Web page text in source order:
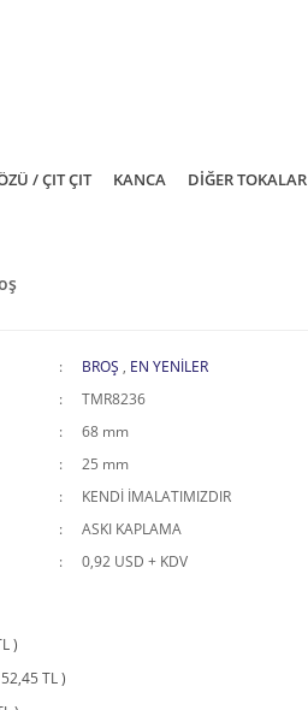
/ ÇIT ÇIT KANCA DİĞER TOKALAR
BROŞ , EN YENİLER
TMR8236
68 mm
25 mm
KENDİ İMALATIMIZDIR
ASKI KAPLAMA
0,92 USD + KDV
)
TL )